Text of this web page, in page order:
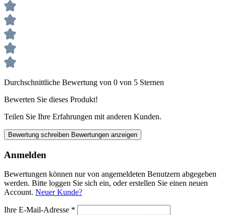
Durchschnittliche Bewertung von 0 von 5 Sternen
Bewerten Sie dieses Produkt!
Teilen Sie Ihre Erfahrungen mit anderen Kunden.
Bewertung schreiben Bewertungen anzeigen
Anmelden
Bewertungen können nur von angemeldeten Benutzern abgegeben
werden. Bitte loggen Sie sich ein, oder erstellen Sie einen neuen
Account. Neuer Kunde?
Ihre E-Mail-Adresse *